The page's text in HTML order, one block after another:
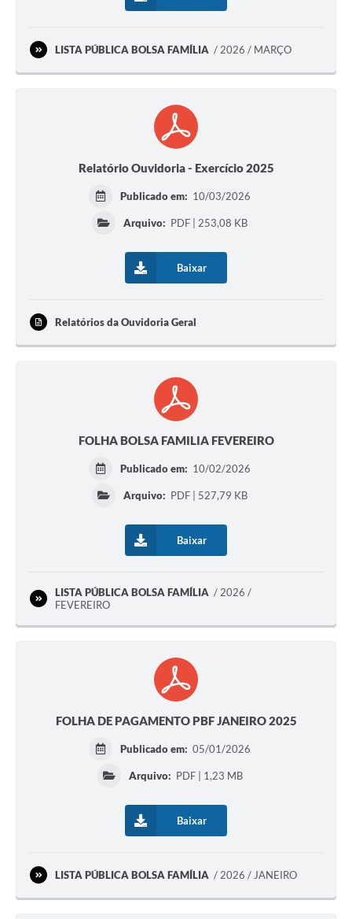
LISTA PÚBLICA BOLSA FAMÍLIA 2026 / MARÇO
Relatório Ouvidoria - Exercício 2025
Publicado em: 10/03/2026
Arquivo: PDF | 253,08 KB
Baixar
Relatórios da Ouvidoria Geral
FOLHA BOLSA FAMILIA FEVEREIRO
Publicado em: 10/02/2026
Arquivo: PDF | 527,79 KB
Baixar
LISTA PÚBLICA BOLSA FAMÍLIA
2026 /
FEVEREIRO
FOLHA DE PAGAMENTO PBF JANEIRO 2025
Publicado em: 05/01/2026
Arquivo: PDF | 1,23 MB
Baixar
LISTA PÚBLICA BOLSA FAMÍLIA 2026 / JANEIRO